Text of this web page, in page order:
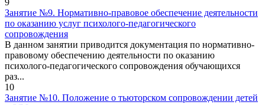
Занятие №9. Нормативно-правовое обеспечение деятельности
по оказанию услуг психолого-педагогического
сопровождения
В данном занятии приводится документация по нормативно-
правовому обеспечению деятельности по оказанию
психолого-педагогического сопровождения обучающихся
раз...
10
Занятие №10. Положение о тьюторском сопровождении детей